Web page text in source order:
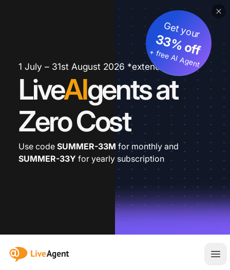
1 July – 31st August 2026 *extended
LiveAIgents at
Zero Cost
Get your
33% off
+ free AI Agent
Use code SUMMER-33M for monthly and
SUMMER-33Y for yearly subscription
:site.title